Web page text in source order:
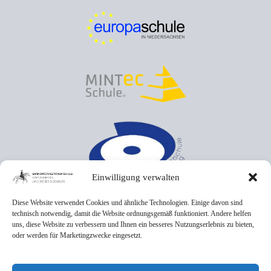
Einwilligung verwalten
Diese Website verwendet Cookies und ähnliche Technologien. Einige davon sind
technisch notwendig, damit die Website ordnungsgemäß funktioniert. Andere helfen
uns, diese Website zu verbessern und Ihnen ein besseres Nutzungserlebnis zu bieten,
oder werden für Marketingzwecke eingesetzt.